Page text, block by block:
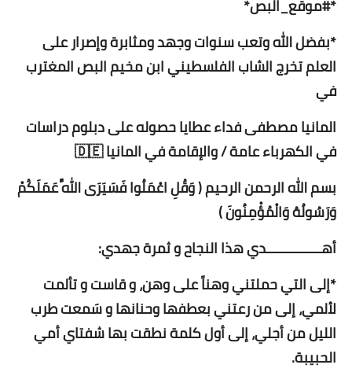
*#موقع_البص*
*بفضل الله وتعب سنوات وجهد ومثابرة وإصرار على
العلم تخرج الشاب الفلسطيني ابن مخيم البص المغترب
في
المانيا مصطفى فداء عطايا حصوله على دبلوم دراسات
في الكهرباء عامة / والإقامة في المانيا 🇩🇪
بسم الله الرحمن الرحيم ( وَقُلِ اعْمَلُوا فَسَيَرَى اللَّهُ عَمَلَكُمْ
وَرَسُولُهُ وَالْمُؤْمِنُونَ )
أهــــــــــــــدي هذا النجاح و ثمرة جهدي:
*إلى التي حملتني وهناً على وهن، و قاست و تألمت
لألمي، إلى من رعتني بعطفها وحنانها و سَمعت طرب
الليل من أجلي، إلى أول كلمة نطقت بها شفتاي أمي
الحبيبة.